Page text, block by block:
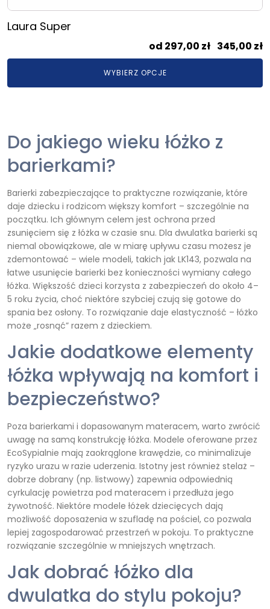
Laura Super
297,00 zł 345,00 zł
WYBIERZ OPCJE
Do jakiego wieku łóżko z
barierkami?
Barierki zabezpieczające to praktyczne rozwiązanie, które
daje dziecku i rodzicom większy komfort – szczególnie na
początku. Ich głównym celem jest ochrona przed
zsunięciem się z łóżka w czasie snu. Dla dwulatka barierki są
niemal obowiązkowe, ale w miarę upływu czasu możesz je
zdemontować – wiele modeli, takich jak LK143, pozwala na
łatwe usunięcie barierki bez konieczności wymiany całego
łóżka. Większość dzieci korzysta z zabezpieczeń do około 4–
5 roku życia, choć niektóre szybciej czują się gotowe do
spania bez osłony. To rozwiązanie daje elastyczność – łóżko
może „rosnąć” razem z dzieckiem.
Jakie dodatkowe elementy
łóżka wpływają na komfort i
bezpieczeństwo?
Poza barierkami i dopasowanym materacem, warto zwrócić
uwagę na samą konstrukcję łóżka. Modele oferowane przez
EcoSypialnie mają zaokrąglone krawędzie, co minimalizuje
ryzyko urazu w razie uderzenia. Istotny jest również stelaż –
dobrze dobrany (np. listwowy) zapewnia odpowiednią
cyrkulację powietrza pod materacem i przedłuża jego
żywotność. Niektóre modele łóżek dziecięcych dają
możliwość doposażenia w szufladę na pościel, co pozwala
lepiej zagospodarować przestrzeń w pokoju. To praktyczne
rozwiązanie szczególnie w mniejszych wnętrzach.
Jak dobrać łóżko dla
dwulatka do stylu pokoju?